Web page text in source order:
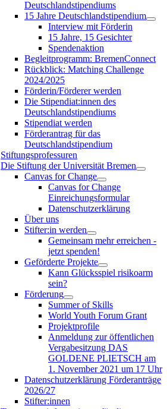
Deutschlandstipendiums
15 Jahre Deutschlandstipendium
Interview mit Förderin
15 Jahre, 15 Gesichter
Spendenaktion
Begleitprogramm: BremenConnect
Rückblick: Matching Challenge
2024/2025
Förderin/Förderer werden
Die Stipendiat:innen des
Deutschlandstipendiums
Stipendiat werden
Förderantrag für das
Deutschlandstipendium
Stiftungsprofessuren
Die Stiftung der Universität Bremen
Canvas for Change
Canvas for Change
Einreichungsformular
Datenschutzerklärung
Über uns
Stifter:in werden
Gemeinsam mehr erreichen -
jetzt spenden!
Geförderte Projekte
Kann Glücksspiel risikoarm
sein?
Förderung
Summer of Skills
World Youth Forum Grant
Projektprofile
Anmeldung zur öffentlichen
Vergabesitzung DAS
GOLDENE PLIETSCH am
1. November 2021 um 17 Uhr
Datenschutzerklärung Förderanträge
2026/27
Stifter:innen